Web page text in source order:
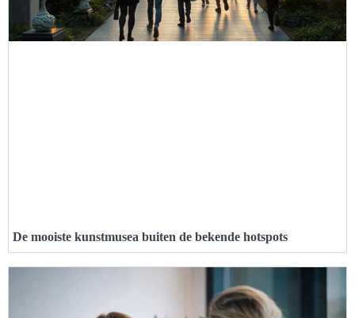
De mooiste kunstmusea buiten de bekende hotspots